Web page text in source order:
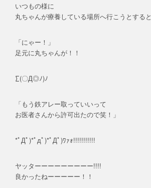
いつもの様に
丸ちゃんが療養している場所へ行こうとすると
「にゃー！」
足元に丸ちゃんが！！
∑(〇Д◎ﾉ)ﾉ
「もう鉄アレー取っていいって
お医者さんから許可出たので笑！」
*ﾟДﾟ)*ﾟдﾟ)*ﾟДﾟ)ﾜｧｫ!!!!!!!!!!!
ヤッターーーーーーーーー!!!!
良かったねーーーーー！！